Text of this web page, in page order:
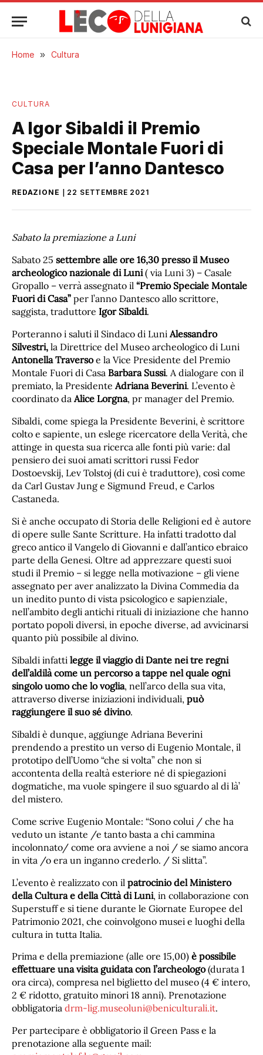
Home » Cultura
CULTURA
A Igor Sibaldi il Premio
Speciale Montale Fuori di
Casa per l’anno Dantesco
REDAZIONE 22 SETTEMBRE 2021
Sabato la premiazione a Luni
Sabato 25 settembre alle ore 16,30 presso il Museo
archeologico nazionale di Luni( via Luni 3) – Casale
Gropallo – verrà assegnato il “Premio Speciale Montale
Fuori di Casa” per l’anno Dantesco allo scrittore,
saggista, traduttore Igor Sibaldi.
Porteranno i saluti il Sindaco di Luni Alessandro
Silvestri, la Direttrice del Museo archeologico di Luni
Antonella Traversoe la Vice Presidente del Premio
Montale Fuori di Casa Barbara Sussi. A dialogare con il
premiato, la Presidente Adriana Beverini. L’evento è
coordinato da Alice Lorgna, pr manager del Premio.
Sibaldi, come spiega la Presidente Beverini, è scrittore
colto e sapiente, un eslege ricercatore della Verità, che
attinge in questa sua ricerca alle fonti più varie: dal
pensiero dei suoi amati scrittori russi Fedor
Dostoevskij, Lev Tolstoj (di cui è traduttore), così come
da Carl Gustav Jung e Sigmund Freud, e Carlos
Castaneda.
Si è anche occupato di Storia delle Religioni ed è autore
di opere sulle Sante Scritture. Ha infatti tradotto dal
greco antico il Vangelo di Giovanni e dall’antico ebraico
parte della Genesi. Oltre ad apprezzare questi suoi
studi il Premio – si legge nella motivazione – gli viene
assegnato per aver analizzato la Divina Commedia da
un inedito punto di vista psicologico e sapienziale,
nell’ambito degli antichi rituali di iniziazione che hanno
portato popoli diversi, in epoche diverse, ad avvicinarsi
quanto più possibile al divino.
Sibaldi infatti legge il viaggio di Dante nei tre regni
dell’aldilà come un percorso a tappe nel quale ogni
singolo uomo che lo voglia, nell’arco della sua vita,
attraverso diverse iniziazioni individuali, può
raggiungere il suo sé divino.
Sibaldi è dunque, aggiunge Adriana Beverini
prendendo a prestito un verso di Eugenio Montale, il
prototipo dell’Uomo “che si volta” che non si
accontenta della realtà esteriore né di spiegazioni
dogmatiche, ma vuole spingere il suo sguardo al di là’
del mistero.
Come scrive Eugenio Montale: “Sono colui / che ha
veduto un istante /e tanto basta a chi cammina
incolonnato/ come ora avviene a noi / se siamo ancora
in vita /o era un inganno crederlo. / Si slitta”.
L’evento è realizzato con il patrocinio del Ministero
della Cultura e della Città di Luni, in collaborazione con
Superstuff e si tiene durante le Giornate Europee del
Patrimonio 2021, che coinvolgono musei e luoghi della
cultura in tutta Italia.
Prima e della premiazione (alle ore 15,00) è possibile
effettuare una visita guidata con l’archeologo(durata 1
ora circa), compresa nel biglietto del museo (4 € intero,
2 € ridotto, gratuito minori 18 anni). Prenotazione
obbligatoria drm-lig.museoluni@beniculturali.it.
Per partecipare è obbligatorio il Green Pass e la
prenotazione alla seguente mail: